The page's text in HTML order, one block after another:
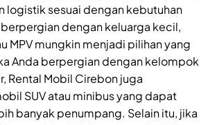
logistik sesuai dengan kebutuhan
berpergian dengan keluarga kecil,
MPV mungkin menjadi pilihan yang
Anda berpergian dengan kelompok
Rental Mobil Cirebon juga
SUV atau minibus yang dapat
banyak penumpang. Selain itu, jika